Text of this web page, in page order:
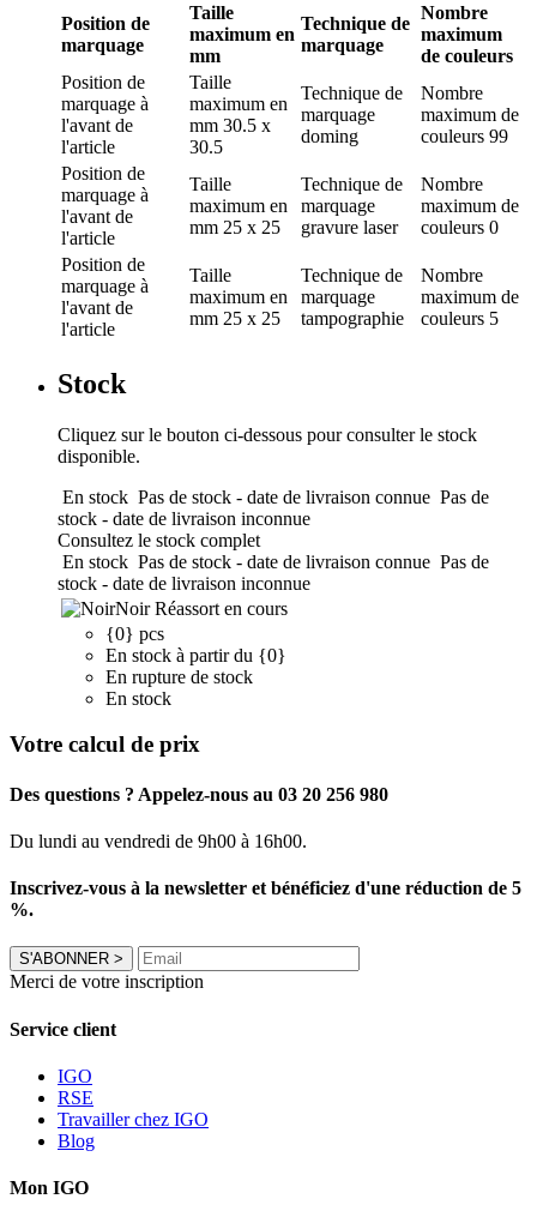
Position de
marquage
Taille
maximum en
mm
Technique de
marquage
Nombre
maximum
de couleurs
Position de
marquage à
l'avant de
l'article
Taille
maximum en
mm 30.5 x
30.5
Technique de
marquage
doming
Nombre
maximum de
couleurs 99
Position de
marquage à
l'avant de
l'article
Taille
maximum en
mm 25 x 25
Technique de
marquage
gravure laser
Nombre
maximum de
couleurs 0
Position de
marquage à
l'avant de
l'article
Taille
maximum en
mm 25 x 25
Technique de
marquage
tampographie
Nombre
maximum de
couleurs 5
Stock
Cliquez sur le bouton ci-dessous pour consulter le stock
disponible.
En stock Pas de stock - date de livraison connue Pas de
stock - date de livraison inconnue
Consultez le stock complet
En stock Pas de stock - date de livraison connue Pas de
stock - date de livraison inconnue
Noir Réassort en cours
{0} pcs
En stock à partir du {0}
En rupture de stock
En stock
Votre calcul de prix
Des questions ? Appelez-nous au 03 20 256 980
Du lundi au vendredi de 9h00 à 16h00.
Inscrivez-vous à la newsletter et bénéficiez d'une réduction de 5
%.
S'ABONNER >
Merci de votre inscription
Service client
IGO
RSE
Travailler chez IGO
Blog
Mon IGO